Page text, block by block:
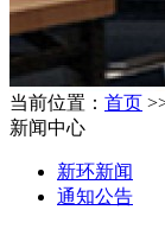
当前位置： 首页
新闻中心
新环新闻
通知公告